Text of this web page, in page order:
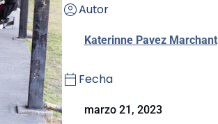
Autor
Katerinne Pavez Marchant
Fecha
marzo 21, 2023